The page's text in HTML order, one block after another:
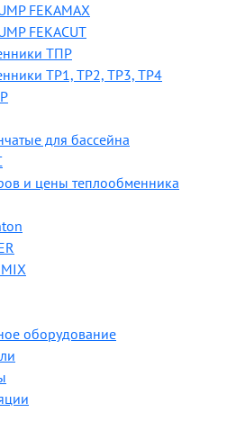
FEKAMAX
FEKACUT
ТПР
ТР1, ТР2, ТР3, ТР4
для бассейна
и цены теплообменника
оборудование